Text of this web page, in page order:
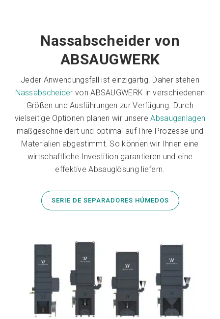
Nassabscheider von
ABSAUGWERK
Jeder Anwendungsfall ist einzigartig. Daher stehen
Nassabscheider von ABSAUGWERK in verschiedenen
Größen und Ausführungen zur Verfügung. Durch
vielseitige Optionen planen wir unsereAbsauganlagen
maßgeschneidert und optimal auf Ihre Prozesse und
Materialien abgestimmt. So können wir Ihnen eine
wirtschaftliche Investition garantieren und eine
effektive Absauglösung liefern.
SERIE DE SEPARADORES HÚMEDOS